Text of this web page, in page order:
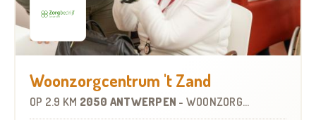
Woonzorgcentrum 't Zand
OP 2.9 KM 2050 ANTWERPEN - WOONZORGCENTRUM (WZC)